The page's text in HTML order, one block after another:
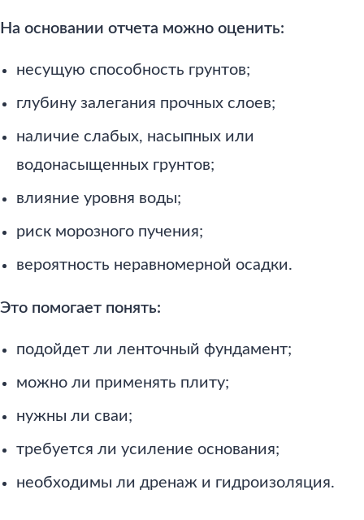
На основании отчета можно оценить:
несущую способность грунтов;
глубину залегания прочных слоев;
наличие слабых, насыпных или
водонасыщенных грунтов;
влияние уровня воды;
риск морозного пучения;
вероятность неравномерной осадки.
Это помогает понять:
подойдет ли ленточный фундамент;
можно ли применять плиту;
нужны ли сваи;
требуется ли усиление основания;
необходимы ли дренаж и гидроизоляция.